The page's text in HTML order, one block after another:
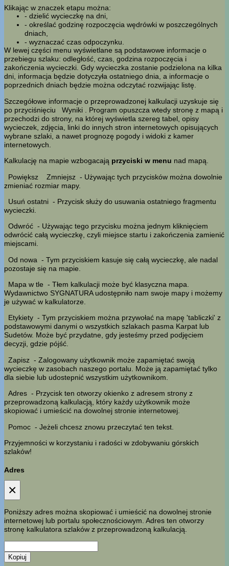
Klikając w znaczek etapu można:
- dzielić wycieczkę na dni,
- określać godzinę rozpoczęcia wędrówki w poszczególnych
dniach,
- wyznaczać czas odpoczynku.
W lewej części menu wyświetlane są podstawowe informacje o
przebiegu szlaku: odległość, czas, godzina rozpoczęcia i
zakończenia wycieczki. Gdy wycieczka zostanie podzielona na kilka
dni, informacja będzie dotyczyła ostatniego dnia, a informacje o
poprzednich dniach będzie można odczytać rozwijając listę.
Szczegółowe informacje o przeprowadzonej kalkulacji uzyskuje się
po przyciśnięciu
Wyniki
. Program opuszcza wtedy stronę z mapą i
przechodzi do strony, na której wyświetla szereg tabel, opisy
wycieczek, zdjęcia, linki do innych stron internetowych opisujących
wybrane szlaki, a nawet prognozę pogody i widoki z kamer
internetowych.
Kalkulację na mapie wzbogacają przyciski w menu nad mapą.
Powiększ
Zmniejsz - Używając tych przycisków można dowolnie
zmieniać rozmiar mapy.
Usuń ostatni - Przycisk służy do usuwania ostatniego fragmentu
wycieczki.
Odwróć - Używając tego przycisku można jednym kliknięciem
odwrócić całą wycieczkę, czyli miejsce startu i zakończenia zamienić
miejscami.
Od nowa - Tym przyciskiem kasuje się całą wycieczkę, ale nadal
pozostaje się na mapie.
Mapa w tle - Tłem kalkulacji może być klasyczna mapa.
Wydawnictwo SYGNATURA udostępniło nam swoje mapy i możemy
je używać w kalkulatorze.
Etykiety - Tym przyciskiem można przywołać na mapę 'tabliczki' z
podstawowymi danymi o wszystkich szlakach pasma Karpat lub
Sudetów. Może być przydatne, gdy jesteśmy przed podjęciem
decyzji, gdzie pójść.
Zapisz - Zalogowany użytkownik może zapamiętać swoją
wycieczkę w zasobach naszego portalu. Może ją zapamiętać tylko
dla siebie lub udostepnić wszystkim użytkownikom.
Adres - Przycisk ten otworzy okienko z adresem strony z
przeprowadzoną kalkulacją, który każdy użytkownik może
skopiować i umieścić na dowolnej stronie internetowej.
Pomoc - Jeżeli chcesz znowu przeczytać ten tekst.
Przyjemności w korzystaniu i radości w zdobywaniu górskich
szlaków!
Adres
×
Poniższy adres można skopiować i umieścić na dowolnej stronie
internetowej lub portalu społecznościowym. Adres ten otworzy
stronę kalkulatora szlaków z przeprowadzoną kalkulacją.
Kopiuj